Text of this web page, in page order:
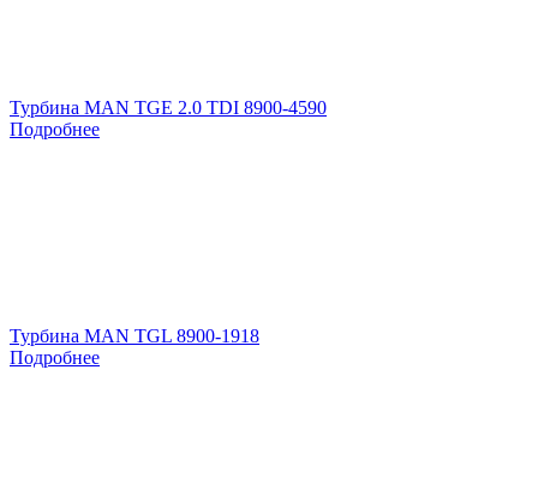
Турбина MAN TGE 2.0 TDI 8900-4590
Подробнее
Турбина MAN TGL 8900-1918
Подробнее